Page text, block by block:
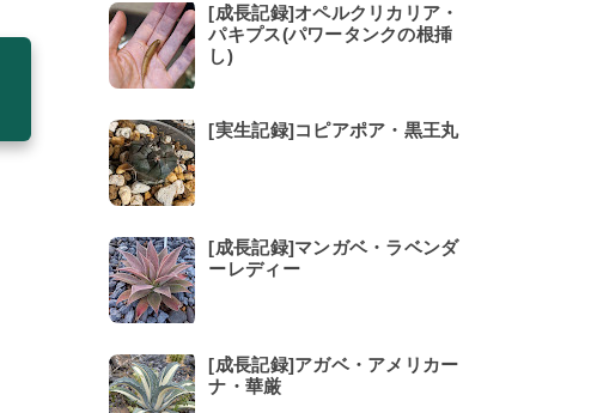
[成長記録]オペルクリカリア・
パキプス(パワータンクの根挿
し)
[実生記録]コピアポア・黒王丸
[成長記録]マンガベ・ラベンダ
ーレディー
[成長記録]アガベ・アメリカー
ナ・華厳